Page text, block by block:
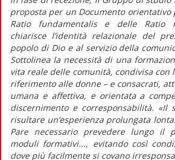
proposta per un Documento orientativo
Ratio fundamentalise delle Ratio
chiarisce l’identità relazionale del
popolo di Dio e al servizio della
Sottolinea la necessità di una
vita reale delle comunità, condivisa con
riferimento alle donne – e consacrati,
umana e affettiva, e orientata a
discernimento e corresponsabilità. «Il
risultare un’esperienza prolungata
Pare necessario prevedere lungo il
moduli formativi..., evitando così
dove più facilmente si covano